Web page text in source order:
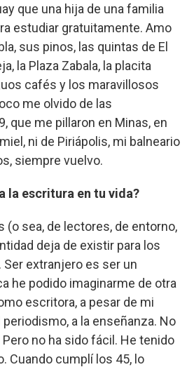
que una hija de una familia
estudiar gratuitamente. Amo
sus pinos, las quintas de El
la Plaza Zabala, la placita
cafés y los maravillosos
me olvido de las
que me pillaron en Minas, en
ni de Piriápolis, mi balneario
siempre vuelvo.
la escritura en tu vida?
(o sea, de lectores, de entorno,
deja de existir para los
Ser extranjero es ser un
he podido imaginarme de otra
escritora, a pesar de mi
periodismo, a la enseñanza. No
no ha sido fácil. He tenido
Cuando cumplí los 45, lo